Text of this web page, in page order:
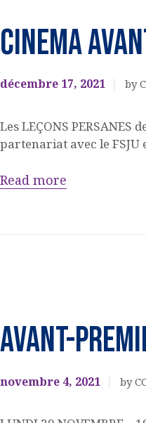
EVENEMENTS
CULTURELS
CINEMA
décembre 17, 2021 by
Les LEÇONS
partenariat avec le FSJU
Read more
AVANT-
novembre 4, 2021 by